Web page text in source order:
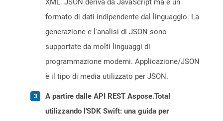
XML. JSON deriva da JavaScript ma è un
formato di dati indipendente dal linguaggio. La
generazione e l'analisi di JSON sono
supportate da molti linguaggi di
programmazione moderni. Applicazione/JSON
è il tipo di media utilizzato per JSON.
A partire dalle API REST Aspose.Total
utilizzando l'SDK Swift: una guida per